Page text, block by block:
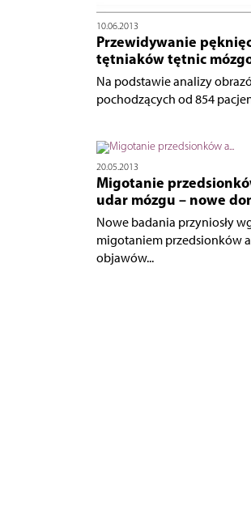
10.06.2013
Przewidywanie
tętniaków tętnic
Na podstawie analizy
pochodzących od 854
20.05.2013
Migotanie
udar mózgu – nowe
Nowe badania przyniosły
migotaniem przedsionków
objawów...